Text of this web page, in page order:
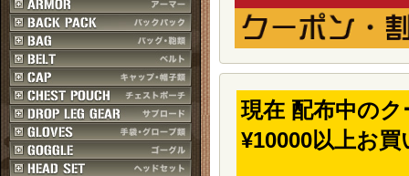
現在 配布中の
¥10000以上お買